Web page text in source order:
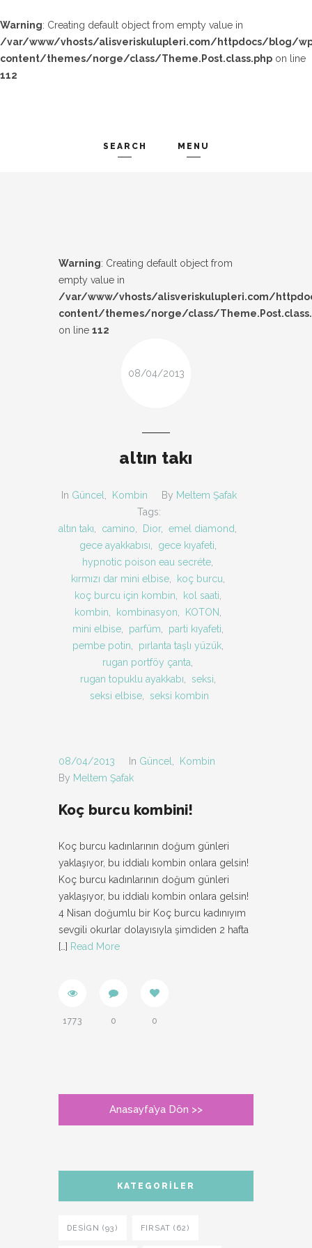
Warning: Creating default object from empty value in
/var/www/vhosts/alisveriskulupleri.com/httpdocs/blog/
content/themes/norge/class/Theme.Post.class.php on line
112
SEARCH MENU
Warning: Creating default object from
empty value in
/var/www/vhosts/alisveriskulupleri.com/
content/themes/norge/class/
on line 112
08/04/2013
altın takı
In Güncel Kombin By Meltem Şafak
Tags:
altın takı
camino Dior, emel diamond
gece ayakkabısı
gece kıyafeti
hypnotic poison eau secréte
kırmızı dar mini elbise, koç burcu
koç burcu için kombin
kol saati
kombin
kombinasyon KOTON
mini elbise, parfüm parti kıyafeti
pembe potin
pırlanta taşlı yüzük,
rugan portföy çanta
rugan topuklu ayakkabı
seksi
seksi elbise, seksi kombin
08/04/2013 In Güncel
Kombin
By Meltem Şafak
Koç burcu kombini!
Koç burcu kadınlarının doğum günleri
yaklaşıyor, bu iddialı kombin onlara gelsin!
Koç burcu kadınlarının doğum günleri
yaklaşıyor, bu iddialı kombin onlara gelsin!
4 Nisan doğumlu bir Koç burcu kadınıyım
sevgili okurlar dolayısıyla şimdiden 2 hafta
[…] Read More
1773 0 0
Anasayfa’ya Dön >>
KATEGORILER
DESIGN (93) FIRSAT (62)